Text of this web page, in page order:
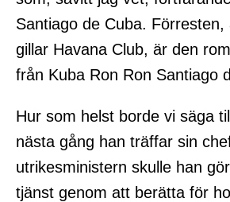
Santiago de Cuba. Förresten,
gillar Havana Club, är den
från Kuba Ron Ron Santiago
Hur som helst borde vi säga
nästa gång han träffar sin
utrikesministern skulle han
tjänst genom att berätta för